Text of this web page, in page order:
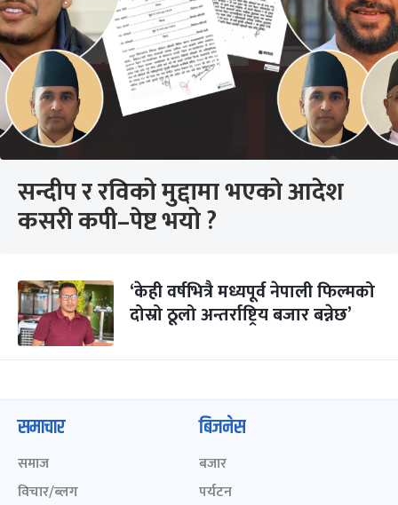
सन्दीप र रविको मुद्दामा भएको आदेश
कसरी कपी–पेष्ट भयो ?
‘केही वर्षभित्रै मध्यपूर्व नेपाली फिल्मको
दोस्रो ठूलो अन्तर्राष्ट्रिय बजार बन्नेछ’
समाचार
समाज
विचार/ब्लग
बिजनेस
बजार
पर्यटन